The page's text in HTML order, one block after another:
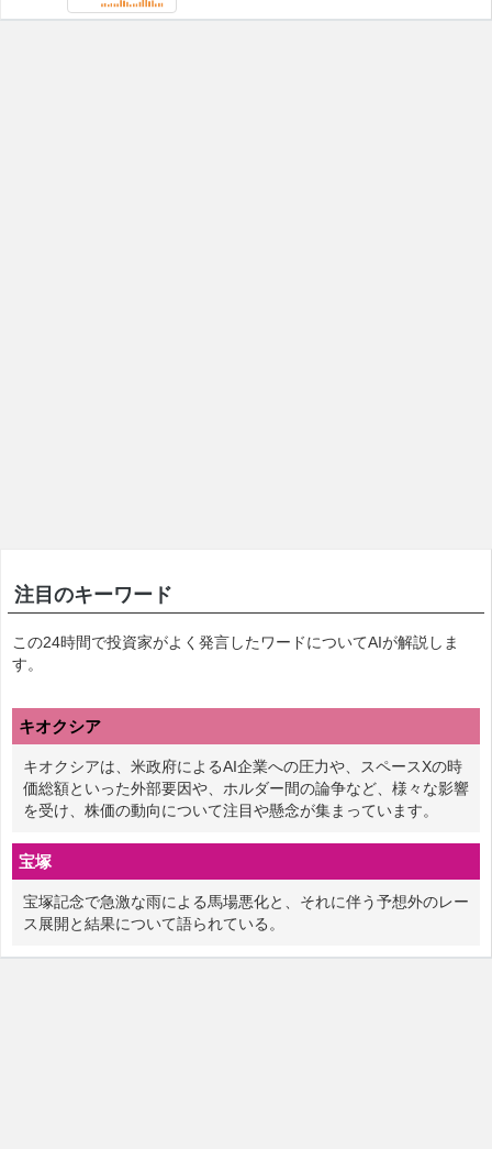
注目のキーワード
この24時間で投資家がよく発言したワードについてAIが解説しま
す。
キオクシア
キオクシアは、米政府によるAI企業への圧力や、スペースXの時
価総額といった外部要因や、ホルダー間の論争など、様々な影響
を受け、株価の動向について注目や懸念が集まっています。
宝塚
宝塚記念で急激な雨による馬場悪化と、それに伴う予想外のレー
ス展開と結果について語られている。